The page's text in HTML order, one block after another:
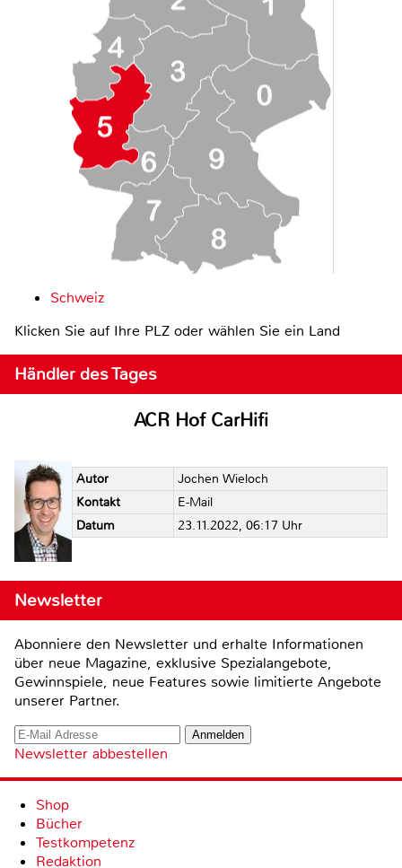
Schweiz
Klicken Sie auf Ihre PLZ oder wählen Sie ein Land
Händler des Tages
ACR Hof CarHifi
Autor
Jochen Wieloch
Kontakt
E-Mail
Datum
23.11.2022, 06:17 Uhr
Newsletter
Abonniere den Newsletter und erhalte Informationen
über neue Magazine, exklusive Spezialangebote,
Gewinnspiele, neue Features sowie limitierte Angebote
unserer Partner.
Newsletter abbestellen
Shop
Bücher
Testkompetenz
Redaktion